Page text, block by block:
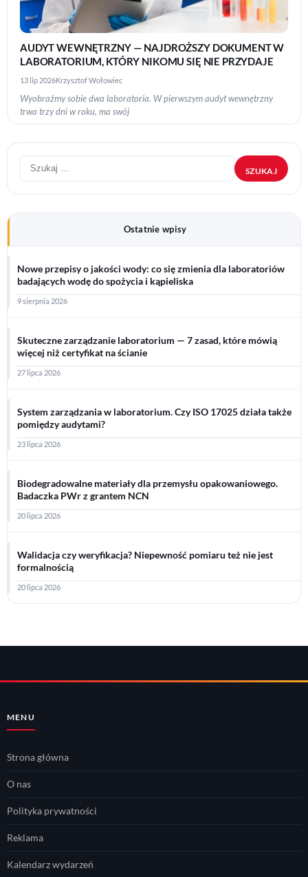
AUDYT WEWNĘTRZNY — NAJDROŻSZY DOKUMENT W
LABORATORIUM, KTÓRY NIKOMU SIĘ NIE PRZYDAJE
13 lip 2026Krzysztof Wołowiec
Wyobraźmy sobie dwa laboratoria. W pierwszym audyt wewnętrzny
trwa trzy dni w roku, ma swój
Szukaj:
Ostatnie wpisy
Nowe przepisy o jakości wody: co się zmienia dla laboratoriów
badających wodę do spożycia i kąpieliska
9 sierpnia 2026
Skuteczne zarządzanie laboratorium — 7 zasad, które mówią
więcej niż certyfikat na ścianie
27 lipca 2026
System zarządzania w laboratorium. Czy ISO 17025 działa także
pomiędzy audytami?
23 lipca 2026
Biodegradowalne materiały dla przemysłu opakowaniowego.
Badaczka PWr z grantem NCN
20 lipca 2026
Walidacja czy weryfikacja? Niepewność pomiaru też nie jest
formalnością
20 lipca 2026
MENU
Strona główna
O nas
Polityka prywatności
Reklama
Kalendarz wydarzeń